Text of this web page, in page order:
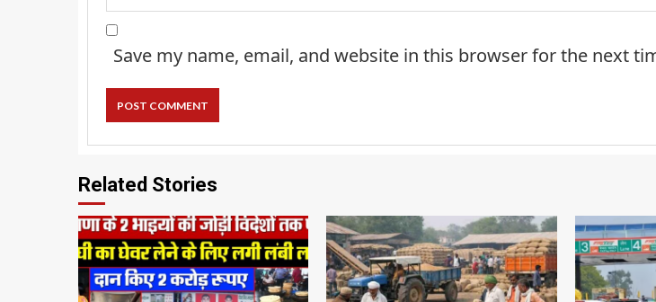
Save my name, email, and website in this browser for the next
Related Stories